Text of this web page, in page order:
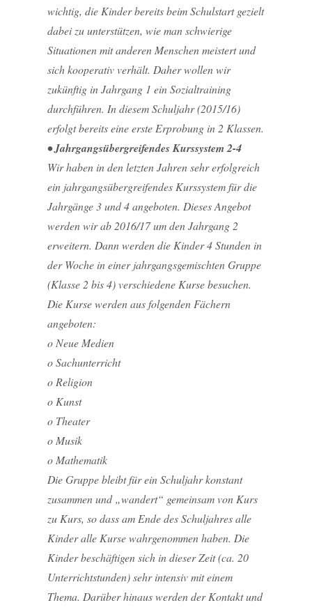
wichtig, die Kinder bereits beim Schulstart gezielt
dabei zu unterstützen, wie man schwierige
Situationen mit anderen Menschen meistert und
sich kooperativ verhält. Daher wollen wir
zukünftig in Jahrgang 1 ein Sozialtraining
durchführen. In diesem Schuljahr (2015/16)
erfolgt bereits eine erste Erprobung in 2 Klassen.
• Jahrgangsübergreifendes Kurssystem 2-4
Wir haben in den letzten Jahren sehr erfolgreich
ein jahrgangsübergreifendes Kurssystem für die
Jahrgänge 3 und 4 angeboten. Dieses Angebot
werden wir ab 2016/17 um den Jahrgang 2
erweitern. Dann werden die Kinder 4 Stunden in
der Woche in einer jahrgangsgemischten Gruppe
(Klasse 2 bis 4) verschiedene Kurse besuchen.
Die Kurse werden aus folgenden Fächern
angeboten:
o Neue Medien
o Sachunterricht
o Religion
o Kunst
o Theater
o Musik
o Mathematik
Die Gruppe bleibt für ein Schuljahr konstant
zusammen und „wandert“ gemeinsam von Kurs
zu Kurs, so dass am Ende des Schuljahres alle
Kinder alle Kurse wahrgenommen haben. Die
Kinder beschäftigen sich in dieser Zeit (ca. 20
Unterrichtstunden) sehr intensiv mit einem
Thema. Darüber hinaus werden der Kontakt und